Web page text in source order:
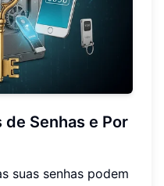
Senhas e Por
suas senhas podem